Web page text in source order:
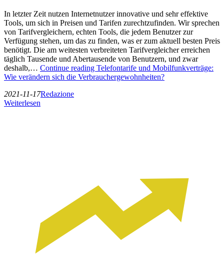
In letzter Zeit nutzen Internetnutzer innovative und sehr effektive
Tools, um sich in Preisen und Tarifen zurechtzufinden. Wir sprechen
von Tarifvergleichern, echten Tools, die jedem Benutzer zur
Verfügung stehen, um das zu finden, was er zum aktuell besten Preis
benötigt. Die am weitesten verbreiteten Tarifvergleicher erreichen
täglich Tausende und Abertausende von Benutzern, und zwar
deshalb,… Continue reading Telefontarife und Mobilfunkverträge:
Wie verändern sich die Verbrauchergewohnheiten?
2021-11-17Redazione
Weiterlesen